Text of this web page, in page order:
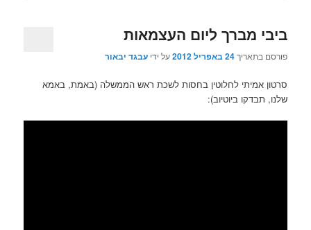
ביבי מברך ליום העצמאות
פורסם בתאריך24 באפריל 2012 על ידיעבגד יבאור
סרטון אמיתי לחלוטין בחסות לשכת ראש הממשלה (באמת, באמא
שלנו, תבדקו ביוטיוב):